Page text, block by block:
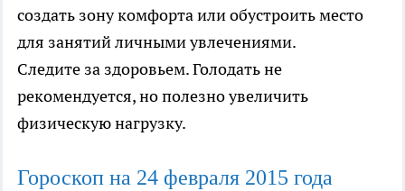
создать зону комфорта или обустроить место
для занятий личными увлечениями.
Следите за здоровьем. Голодать не
рекомендуется, но полезно увеличить
физическую нагрузку.
Гороскоп на 24 февраля 2015 года